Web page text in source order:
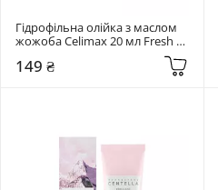
Гідрофільна олійка з маслом
жожоба Celimax 20 мл Fresh
Blackhead Jojoba Cleansing Oil
149 ₴